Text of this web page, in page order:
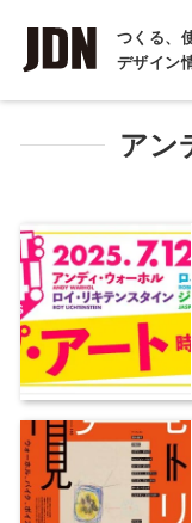
つくる、
デザイン
インタビュー
REPORT
COLUMN
コラム
アン